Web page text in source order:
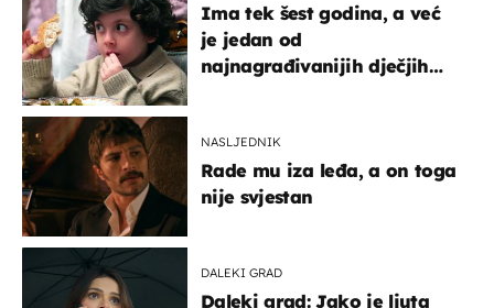
Ima tek šest godina, a već
je jedan od
najnagrađivanijih dječjih
NASLJEDNIK
Rade mu iza leđa, a on toga
nije svjestan
DALEKI GRAD
Daleki grad: Jako je ljuta